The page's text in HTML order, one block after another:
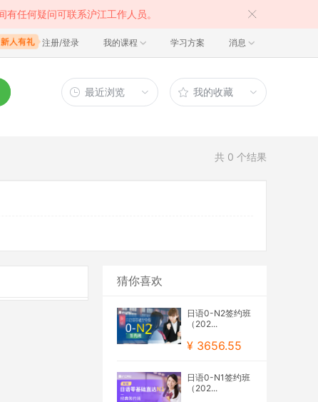
任何疑问可联系沪江工作人员。
注册/登录 我的课程 学习方案 消息
最近浏览 我的收藏
共 0 个结果
猜你喜欢
日语0-N2签约班
（202...
¥ 3656.55
日语0-N1签约班
（202...